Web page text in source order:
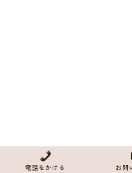
電話をかける お問